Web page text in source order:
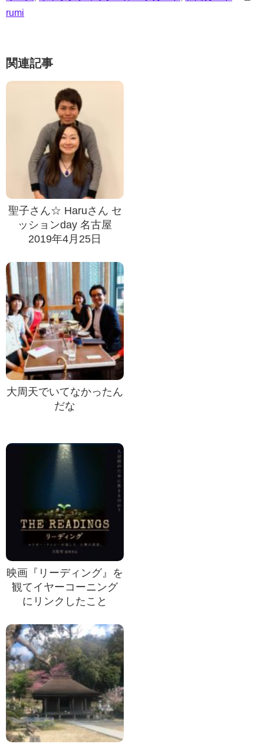
rumi
関連記事
聖子さん☆ Haruさん セ
ッションday 名古屋
2019年4月25日
大周天でいてなかったん
だな
映画『リーディング』を
観てイヤーコーニング
にリンクしたこと